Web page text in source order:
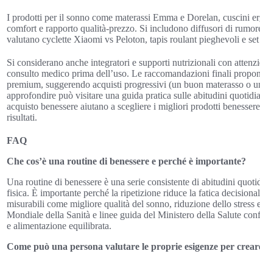
I prodotti per il sonno come materassi Emma e Dorelan, cuscini
comfort e rapporto qualità-prezzo. Si includono diffusori di
valutano cyclette Xiaomi vs Peloton, tapis roulant pieghevoli e
Si considerano anche integratori e supporti nutrizionali con
consulto medico prima dell’uso. Le raccomandazioni finali
premium, suggerendo acquisti progressivi (un buon materasso o
approfondire può visitare una guida pratica sulle abitudini
acquisto benessere aiutano a scegliere i migliori prodotti
risultati.
FAQ
Che cos’è una routine di benessere e perché è importante?
Una routine di benessere è una serie consistente di abitudini
fisica. È importante perché la ripetizione riduce la fatica
misurabili come migliore qualità del sonno, riduzione dello stress
Mondiale della Sanità e linee guida del Ministero della Salute
e alimentazione equilibrata.
Come può una persona valutare le proprie esigenze per